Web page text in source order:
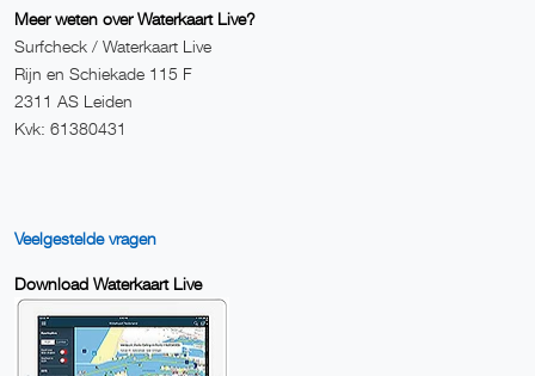
Meer weten over Waterkaart Live?
Surfcheck / Waterkaart Live
Rijn en Schiekade 115 F
2311 AS Leiden
Kvk: 61380431
Veelgestelde vragen
Download Waterkaart Live